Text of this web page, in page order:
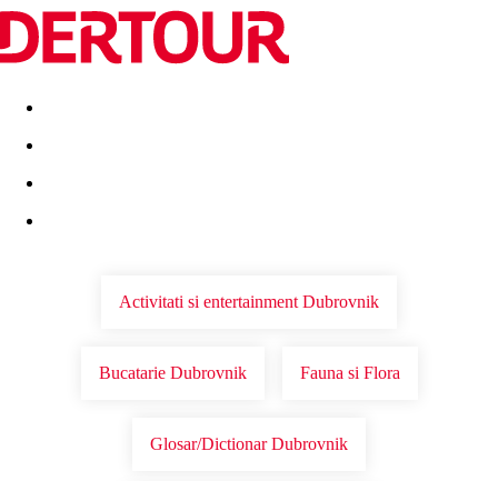
Destinatii Vacanta perfecta OFERTE DE NERATAT
Activitati si entertainment Dubrovnik
Bucatarie Dubrovnik Fauna si Flora
Glosar/Dictionar Dubrovnik